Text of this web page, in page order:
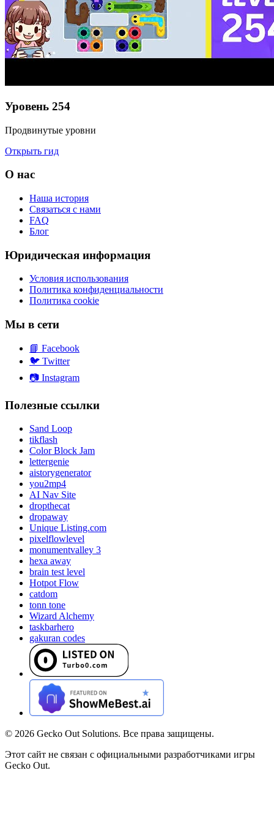
Уровень 254
Продвинутые уровни
Открыть гид
О нас
Наша история
Связаться с нами
FAQ
Блог
Юридическая информация
Условия использования
Политика конфиденциальности
Политика cookie
Мы в сети
📘 Facebook
🐦 Twitter
📷 Instagram
Полезные ссылки
Sand Loop
tikflash
Color Block Jam
lettergenie
aistorygenerator
you2mp4
AI Nav Site
dropthecat
dropaway
Unique Listing.com
pixelflowlevel
monumentvalley 3
hexa away
brain test level
Hotpot Flow
catdom
tonn tone
Wizard Alchemy
taskbarhero
gakuran codes
© 2026 Gecko Out Solutions. Все права защищены.
Этот сайт не связан с официальными разработчиками игры
Gecko Out.